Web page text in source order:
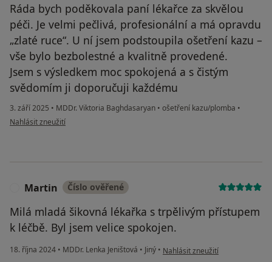
Ráda bych poděkovala paní lékařce za skvělou
péči. Je velmi pečlivá, profesionální a má opravdu
„zlaté ruce“. U ní jsem podstoupila ošetření kazu –
vše bylo bezbolestné a kvalitně provedené.
Jsem s výsledkem moc spokojená a s čistým
svědomím ji doporučuji každému
3. září 2025 • MDDr. Viktoria Baghdasaryan • ošetření kazu/plomba •
podle názoru uživatele Hanna
Nahlásit zneužití
Martin Číslo ověřené
Milá mladá šikovná lékařka s trpělivým přístupem
k léčbě. Byl jsem velice spokojen.
18. října 2024 • MDDr. Lenka Jeništová • Jiný • podle názoru uživatele Martin
Nahlásit zneužití